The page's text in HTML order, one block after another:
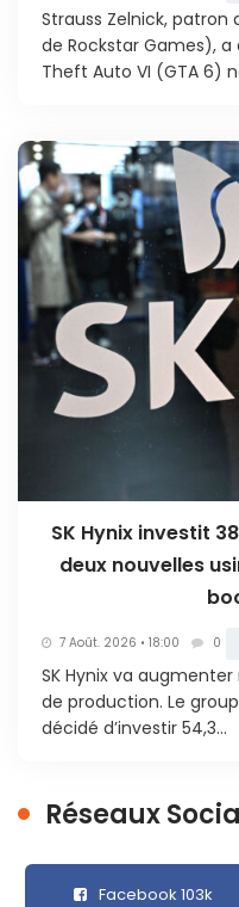
Strauss Zelnick,
de Rockstar Games), a
Theft Auto VI (GTA 6)
SK Hynix investit
deux nouvelles
7 Août. 2026 • 18:00 0
SK Hynix va
de production. Le
décidé d’investir 54,3...
Réseaux
Facebook 103k